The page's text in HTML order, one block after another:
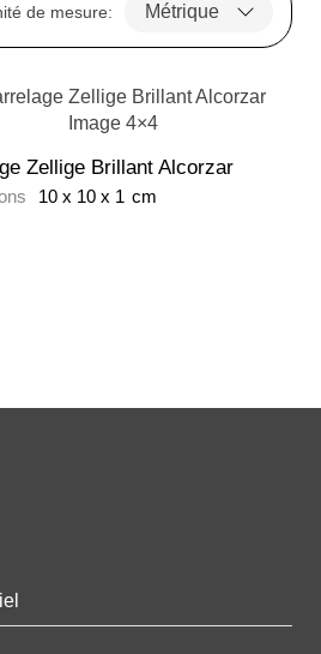
de mesure:
Zellige Brillant Alcorzar
10 x 10 x 1 cm